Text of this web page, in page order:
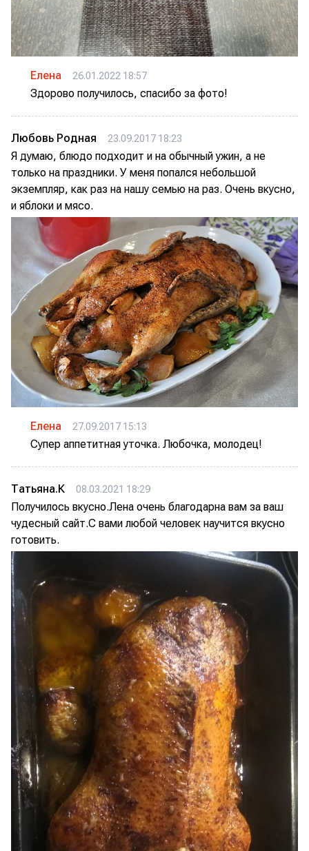
Елена 26.01.2022 18:57
Здорово получилось, спасибо за фото!
Любовь Родная 23.09.2017 18:23
Я думаю, блюдо подходит и на обычный ужин, а не
только на праздники. У меня попался небольшой
экземпляр, как раз на нашу семью на раз. Очень вкусно,
и яблоки и мясо.
Елена 27.09.2017 15:13
Супер аппетитная уточка. Любочка, молодец!
Татьяна.К 08.03.2021 18:29
Получилось вкусно.Лена очень благодарна вам за ваш
чудесный сайт.С вами любой человек научится вкусно
готовить.